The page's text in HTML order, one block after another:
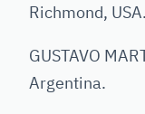
Richmond, USA.
GUSTAVO
Argentina.